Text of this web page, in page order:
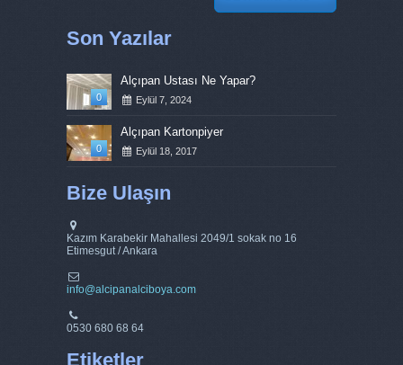
Son Yazılar
0
Alçıpan Ustası Ne Yapar?
Eylül 7, 2024
0
Alçıpan Kartonpiyer
Eylül 18, 2017
Bize Ulaşın
Kazım Karabekir Mahallesi 2049/1 sokak no 16
Etimesgut / Ankara
info@alcipanalciboya.com
0530 680 68 64
Etiketler